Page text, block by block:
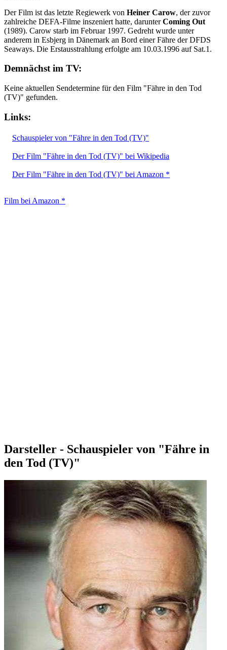
Der Film ist das letzte Regiewerk von Heiner Carow, der zuvor
zahlreiche DEFA-Filme inszeniert hatte, darunterComing Out
(1989). Carow starb im Februar 1997. Gedreht wurde unter
anderem in Esbjerg in Dänemark an Bord einer Fähre der DFDS
Seaways. Die Erstausstrahlung erfolgte am 10.03.1996 auf Sat.1.
Demnächst im TV:
Keine aktuellen Sendetermine für den Film "Fähre in den Tod
(TV)" gefunden.
Links:
Schauspieler von "Fähre in den Tod (TV)"
Der Film "Fähre in den Tod (TV)" bei Wikipedia
Der Film "Fähre in den Tod (TV)" bei Amazon *
Film bei Amazon *
Darsteller - Schauspieler von "Fähre in
den Tod (TV)"